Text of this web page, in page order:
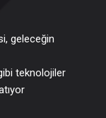
geleceğin
teknolojiler